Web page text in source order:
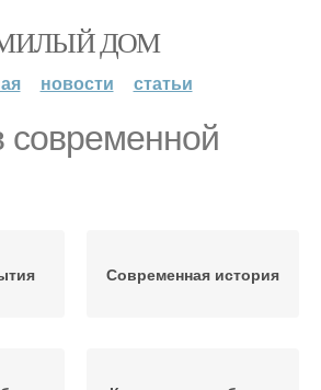
ДОМ
новости статьи
современной
Современная история